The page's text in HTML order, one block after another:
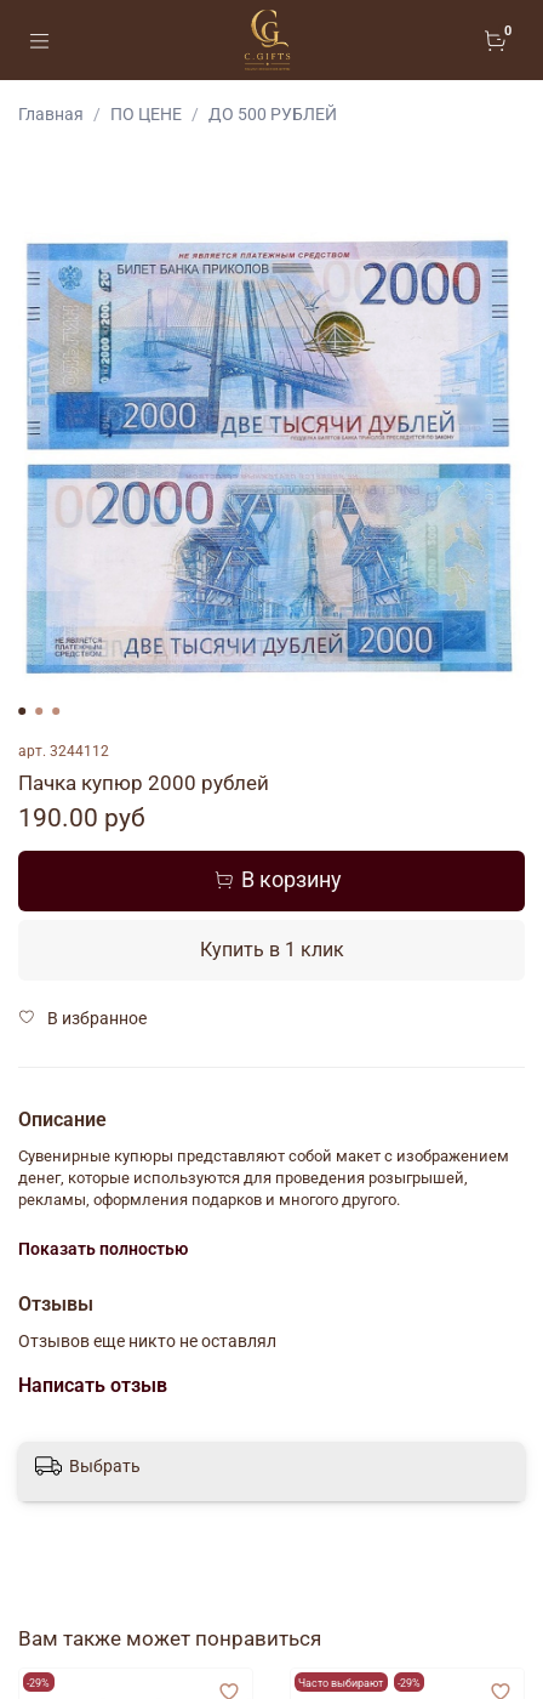
0
Главная ПО ЦЕНЕ ДО 500 РУБЛЕЙ
арт. 3244112
Пачка купюр 2000 рублей
190.00 руб
В корзину
Купить в 1 клик
В избранное
Описание
Сувенирные купюры представляют собой макет с изображением
денег, которые используются для проведения розыгрышей,
рекламы, оформления подарков и многого другого.
шуточной форме.
Все купюры ненастоящие, являются сувенирными банкнотами.
Размер упаковки (Длина × Ширина × Высота) : 16 см х 6,5 см х 1 см
Показать полностью
Отзывы
Отзывов еще никто не оставлял
Написать отзыв
Выбрать
Вам также может понравиться
-29% Часто выбирают -29%